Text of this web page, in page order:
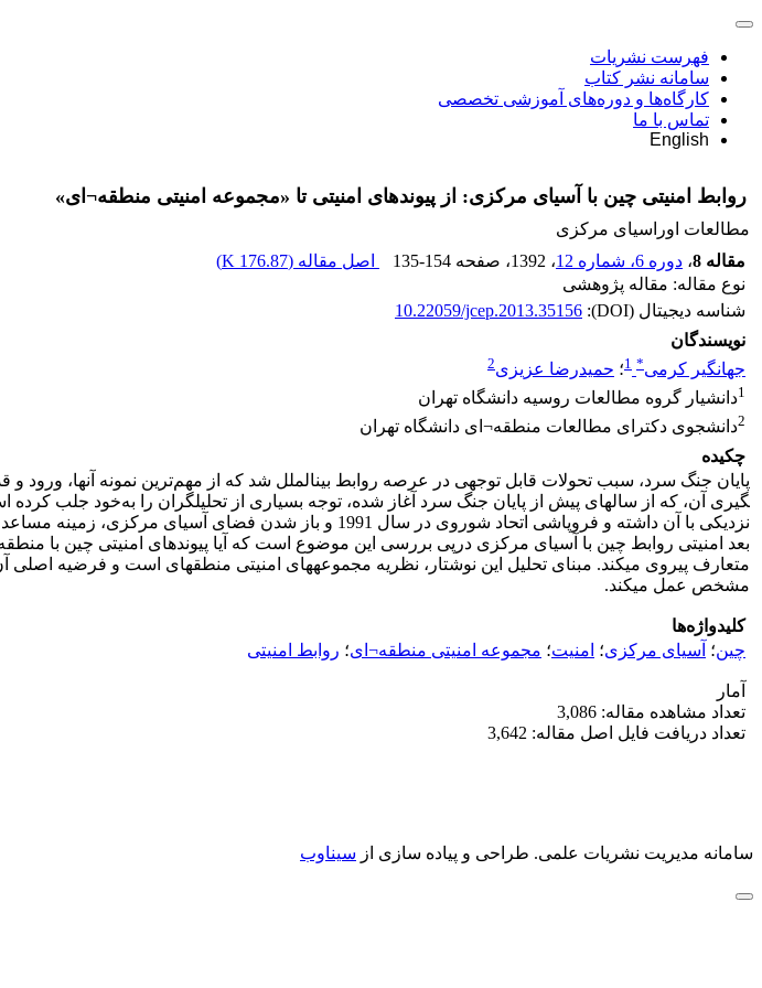
فهرست نشریات
سامانه نشر کتاب
کارگاه‌ها و دوره‌های آموزشی تخصصی
تماس با ما
English
روابط امنیتی چین با آسیای مرکزی: از پیوندهای امنیتی تا «مجموعه امنیتی منطقه¬ای»
مطالعات اوراسیای مرکزی
مقاله 8
، دوره 6، شماره 12 ، 1392 ، صفحه 135-154 اصل مقاله (176.87 K
)
نوع مقاله: مقاله پژوهشی
شناسه دیجیتال (DOI):
10.22059/jcep.2013.35156
نویسندگان
جهانگیر کرمی*
1؛ حمیدرضا عزیزی2
1دانشیار گروه مطالعات روسیه دانشگاه تهران
2دانشجوی دکترای مطالعات منطقه¬ای دانشگاه تهران
چکیده
گیری آن، که از سال­های پیش از پایان جنگ سرد آغاز شده، توجه بسیاری از تحلیل­گران را به‌خود جلب
نزدیکی با آن داشته و فروپاشی اتحاد شوروی در سال 1991 و باز
بعد امنیتی روابط چین با آسیای مرکزی درپی بررسی این موضوع است که آیا پیوندهای امنیتی چین با
متعارف پیروی می­کند. مبنای تحلیل این نوشتار، نظریه مجموعه­های امنیتی منطقه­ای است و فرضیه
مشخص عمل می­کند.
کلیدواژه‌ها
چین؛ آسیای مرکزی؛ امنیت؛ مجموعه امنیتی منطقه¬ای؛ روابط امنیتی
آمار
تعداد مشاهده مقاله: 3,086
تعداد دریافت فایل اصل مقاله: 3,642
سامانه مدیریت نشریات علمی. طراحی و پیاده سازی از سیناوب